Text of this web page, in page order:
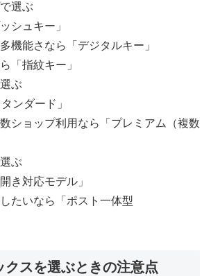
選ぶ
シュキー」
機能さなら「デジタルキー」
「指紋キー」
ぶ
ンダード」
ショップ利用なら「プレミアム（複数
ぶ
き対応モデル」
たいなら「ポスト一体型
クスを選ぶときの注意点